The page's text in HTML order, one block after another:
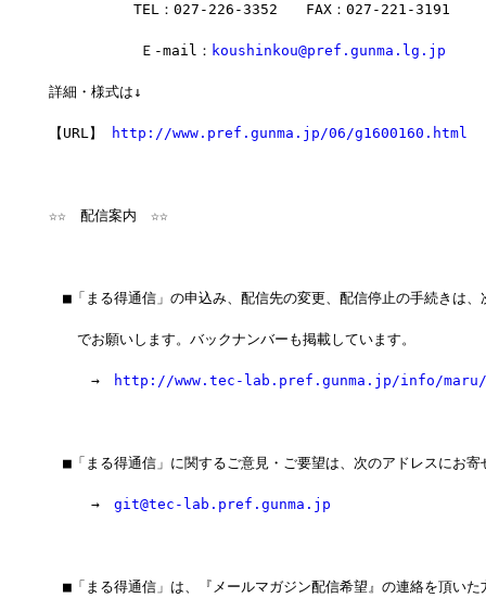
TEL：027-226-3352　　FAX：027-221-3191
    　　　　Ｅ-mail：
koushinkou@pref.gunma.lg.jp
詳細・様式は↓
【URL】 http://www.pref.gunma.jp/06/g1600160.html
☆☆　配信案内　☆☆
■「まる得通信」の申込み、配信先の変更、配信停止の手続きは、
でお願いします。バックナンバーも掲載しています。
→ http://www.tec-lab.pref.gunma.jp/info/maru/
■「まる得通信」に関するご意見・ご要望は、次のアドレスにお寄
→ git@tec-lab.pref.gunma.jp
■「まる得通信」は、『メールマガジン配信希望』の連絡を頂いた